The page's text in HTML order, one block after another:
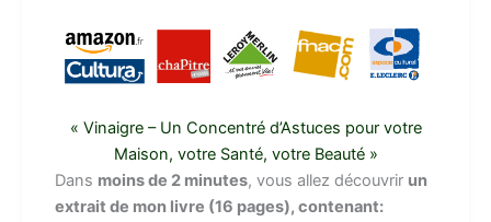
« Vinaigre – Un Concentré d’Astuces pour votre
Maison, votre Santé, votre Beauté »
Dans moins de 2 minutes, vous allez découvrir un
extrait de mon livre (16 pages), contenant: